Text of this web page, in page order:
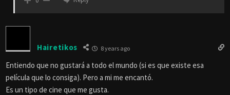
Hairetikos 8 years ago
Entiendo que no gustará a todo el mundo (si es que existe esa
película que lo consiga). Pero a mi me encantó.
Es un tipo de cine que me gusta.